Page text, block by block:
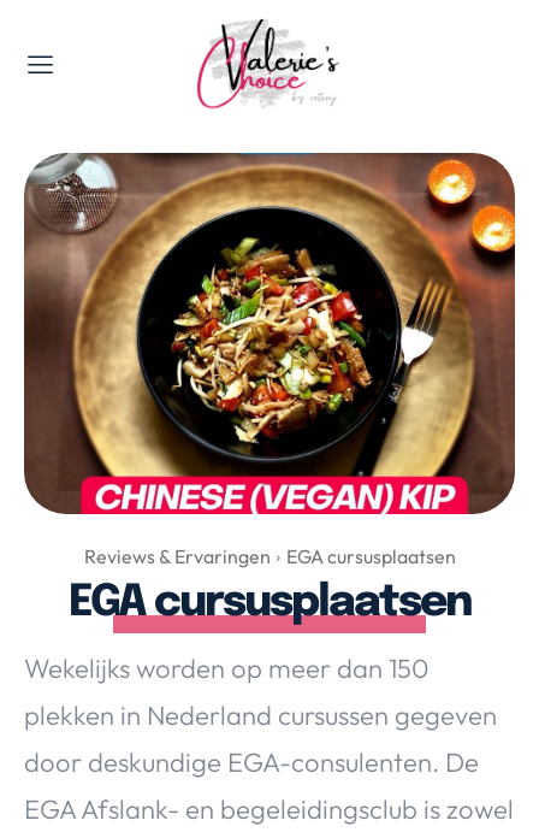
Valerie's Topics
Travel & Culture
Food & Drinks
Happyness & Opmerkelijk
Lifestyle, Sport & Duurzaamheid
Gadgets & Tech
Top 5 van Valerie
Health & Beauty
Huis & Tuin
Nieuws & Media
Over Valerie
Over Valerie
De Top 5
Contact
VALERIE'S CHOICE
Food & Drinks Health & Beauty Gadgets
Huis & Tuin
Reviews & Ervaringen EGA cursusplaatsen
EGA cursusplaatsen
Wekelijks worden op meer dan 150
plekken in Nederland cursussen gegeven
door deskundige EGA-consulenten. De
EGA Afslank- en begeleidingsclub is zowel